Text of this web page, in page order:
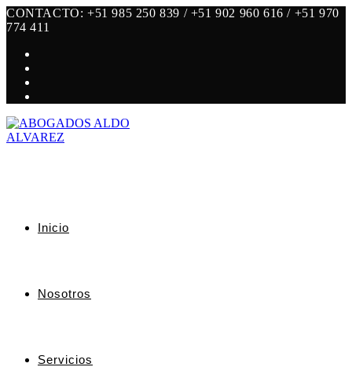
Saltar
al
CONTACTO: +51 985 250 839 / +51 902 960 616 / +51 970
774 411
Inicio
Nosotros
Servicios